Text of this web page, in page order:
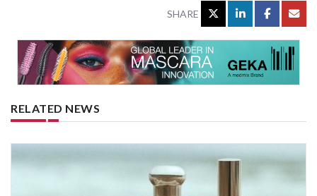
SHARE
RELATED NEWS